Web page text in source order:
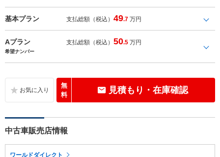
基本プラン 支払総額（税込）49.7 万円
Aプラン 支払総額（税込）50.5 万円
希望ナンバー
無
料
見積もり・在庫確認
中古車販売店情報
ワールドダイレクト